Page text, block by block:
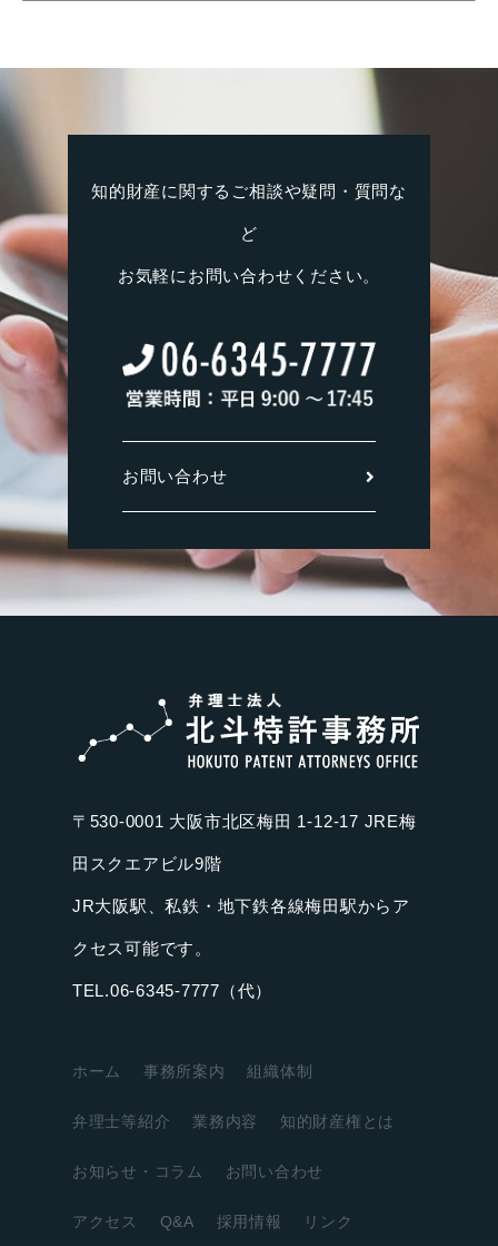
知的財産に関するご相談や疑問・質問な
ど
お気軽にお問い合わせください。
お問い合わせ
〒530-0001 大阪市北区梅田 1-12-17 JRE梅
田スクエアビル9階
JR大阪駅、私鉄・地下鉄各線梅田駅からア
クセス可能です。
TEL.06-6345-7777（代）
ホーム 事務所案内 組織体制
弁理士等紹介 業務内容 知的財産権とは
お知らせ・コラム お問い合わせ
アクセス Q&A 採用情報 リンク